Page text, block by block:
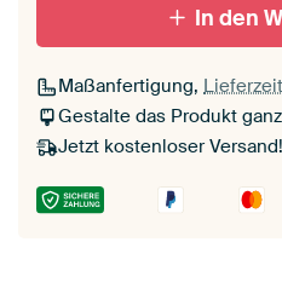
In den
Maßanfertigung,
Gestalte das Produkt
Jetzt kostenloser Versand!